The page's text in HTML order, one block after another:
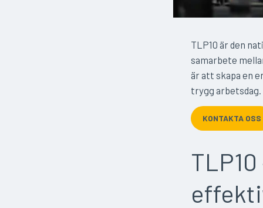
TLP10 är den
samarbete
är att skapa en
trygg arbetsdag.
KONTAKTA OSS